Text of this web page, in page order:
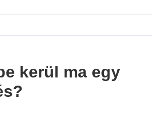
kerül ma egy